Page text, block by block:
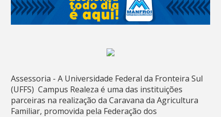
Assessoria - A Universidade Federal da Fronteira Sul
(UFFS)  Campus Realeza é uma das instituições
parceiras na realização da Caravana da Agricultura
Familiar, promovida pela Federação dos